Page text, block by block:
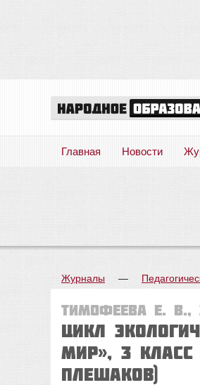
Главная Новости
Журналы —
Тимофеева Е. В.,
Цикл
мир», 3
Плешаков)